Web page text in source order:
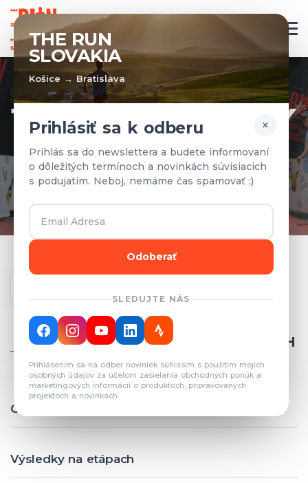
THE RUN
SLOVAKIA
Košice → Bratislava
×
Prihlásiť sa k odberu
Prihlás sa do newslettera a budete informovaní
o dôležitých termínoch a novinkách súvisiacich
s podujatím. Neboj, nemáme čas spamovať ;)
Odoberať
SLEDUJTE NÁS
Prihlásením sa na odber noviniek súhlasím s použitím mojich
osobných údajov za účelom zasielania obchodných ponúk a
marketingových informácií o produktoch, pripravovaných
projektoch a novinkách.
TÍMY A VÝSLEDKY
Prihlásené tímy a výsledky z
predchádzajúcich rokov.
CELKOVÝ POČET REGISTROVANÝCH
TÍMOV: 82
Celkové výsledky
Výsledky na etápach